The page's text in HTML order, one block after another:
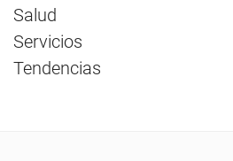
Salud
Servicios
Tendencias